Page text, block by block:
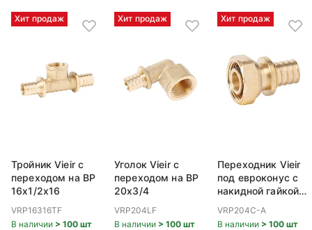
Хит продаж
Тройник Vieir с
переходом на ВР
16x1/2x16
VRP16316TF
В наличии > 100 шт
Хит продаж
Уголок Vieir с
переходом на ВР
20x3/4
VRP204LF
В наличии > 100 шт
Хит продаж
Переходник Vieir
под евроконус с
накидной гайкой
VRP204C-A
В наличии > 100 шт